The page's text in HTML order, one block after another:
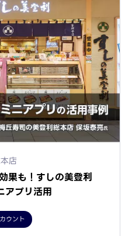
店
果も！すしの美登利
アプリ活用
ウント